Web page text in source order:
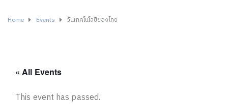
Home Events วันเทคโนโลยีของไทย
« All Events
This event has passed.